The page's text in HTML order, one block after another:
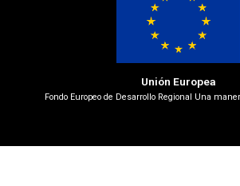
Unión Europea
Fondo Europeo de Desarrollo Regional Una